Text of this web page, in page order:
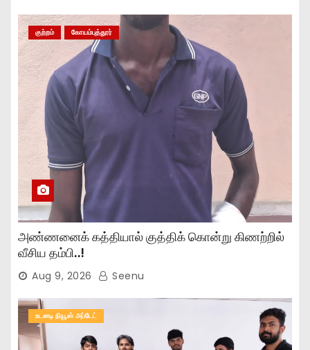
குற்றம் கோயம்புத்தூர்
அண்ணனைக் கத்தியால் குத்திக் கொன்று கிணற்றில்
வீசிய தம்பி..!
Aug 9, 2026 Seenu
உடனடி நியூஸ் அப்டேட்